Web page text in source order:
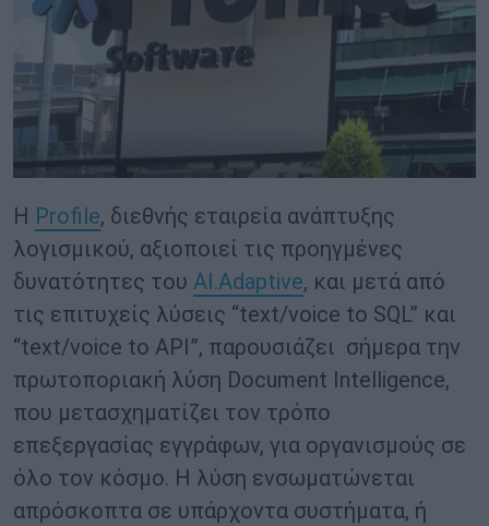
Η Profile, διεθνής εταιρεία ανάπτυξης
λογισμικού, αξιοποιεί τις προηγμένες
δυνατότητες του AΙ.Αdaptive, και μετά από
τις επιτυχείς λύσεις “text/voice to SQL” και
“text/voice to API”, παρουσιάζει σήμερα την
πρωτοποριακή λύση Document Intelligence,
που μετασχηματίζει τον τρόπο
επεξεργασίας εγγράφων, για οργανισμούς σε
όλο τον κόσμο. Η λύση ενσωματώνεται
απρόσκοπτα σε υπάρχοντα συστήματα, ή